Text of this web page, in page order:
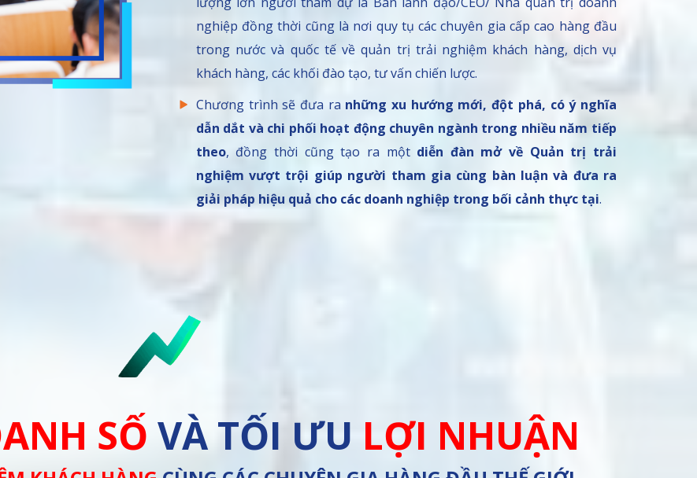
nghiệp đồng thời cũng là nơi quy tụ các chuyên gia cấp cao hàng đầu
trong nước và quốc tế về quản trị trải nghiệm khách hàng, dịch vụ
khách hàng, các khối đào tạo, tư vấn chiến lược.
Chương trình sẽ đưa ra những xu hướng mới, đột phá, có ý nghĩa
dẫn dắt và chi phối hoạt động chuyên ngành trong nhiều năm tiếp
theo, đồng thời cũng tạo ra một diễn đàn mở về Quản trị trải
nghiệm vượt trội giúp người tham gia cùng bàn luận và đưa ra
giải pháp hiệu quả cho các doanh nghiệp trong bối cảnh thực tại.
SỐ VÀ TỐI ƯU LỢI NHUẬN